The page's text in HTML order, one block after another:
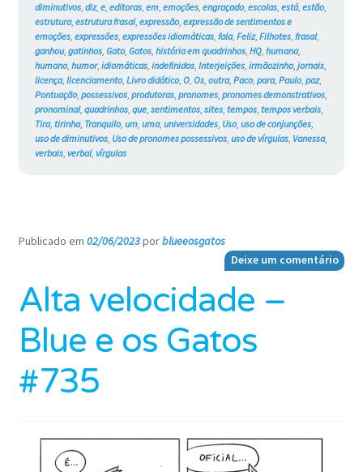
diminutivos, diz, e, editoras, em, emoções, engraçado, escolas, está, estão,
estrutura, estrutura frasal, expressão, expressão de sentimentos e
emoções, expressões, expressões idiomáticas, fala, Feliz, Filhotes, frasal,
ganhou, gatinhos, Gato, Gatos, história em quadrinhos, HQ, humana,
humano, humor, idiomáticas, indefinidos, Interjeições, irmãozinho, jornais,
licença, licenciamento, Livro didático, O, Os, outra, Paco, para, Paulo, paz,
Pontuação, possessivos, produtoras, pronomes, pronomes demonstrativos,
pronominal, quadrinhos, que, sentimentos, sites, tempos, tempos verbais,
Tira, tirinha, Tranquilo, um, uma, universidades, Uso, uso de conjunções,
uso de diminutivos, Uso de pronomes possessivos, uso de vírgulas, Vanessa,
verbais, verbal, vírgulas
Publicado em 02/06/2023porblueeosgatos
Deixe um comentário
Alta velocidade –
Blue e os Gatos
#735